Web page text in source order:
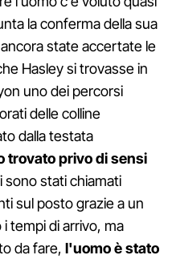
la conferma della sua
state accertate le
Hasley si trovasse in
uno dei percorsi
delle colline
dalla testata
trovato privo di sensi
sono stati chiamati
sul posto grazie a un
tempi di arrivo, ma
da fare, l'uomo è stato